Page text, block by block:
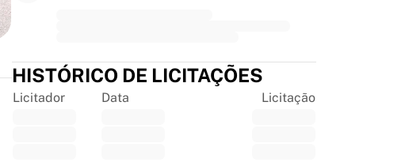
HISTÓRICO DE LICITAÇÕES
Licitador Data Licitação